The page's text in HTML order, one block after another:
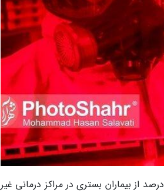
به گزارش شهرآرانیوز، دکتر حمید رضا رحیمی با بیان اینکه در حال حاضر حدود 20 درصد از بیماران بستری در مراکز درمانی غیر